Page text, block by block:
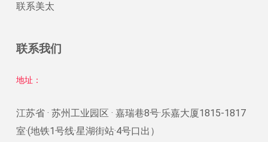
联系美太
联系我们
地址：
江苏省 · 苏州工业园区 · 嘉瑞巷8号·乐嘉大厦1815-1817
室·(地铁1号线·星湖街站·4号口出）